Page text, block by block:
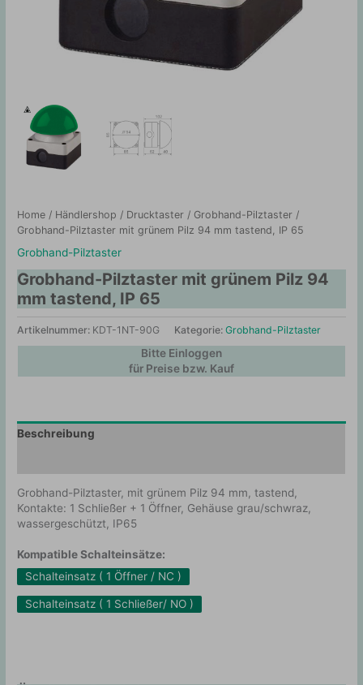
Home / Händlershop / Drucktaster / Grobhand-Pilztaster /
Grobhand-Pilztaster mit grünem Pilz 94 mm tastend, IP 65
Grobhand-Pilztaster
Grobhand-Pilztaster mit grünem Pilz 94
mm tastend, IP 65
Artikelnummer: KDT-1NT-90G Kategorie:Grobhand-Pilztaster
Bitte Einloggen
für Preise bzw. Kauf
Beschreibung
Grobhand-Pilztaster, mit grünem Pilz 94 mm, tastend,
Kontakte: 1 Schließer + 1 Öffner, Gehäuse grau/schwraz,
wassergeschützt, IP65
Kompatible Schalteinsätze:
Schalteinsatz ( 1 Öffner / NC )
Schalteinsatz ( 1 Schließer/ NO )